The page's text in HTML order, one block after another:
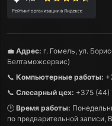
💼 Адрес: г. Гомель, ул.
Белтаможсервис)
📞 Компьютерные работы:
📞 Слесарный цех: +375 (44)
🕒 Время работы:
по предварительной